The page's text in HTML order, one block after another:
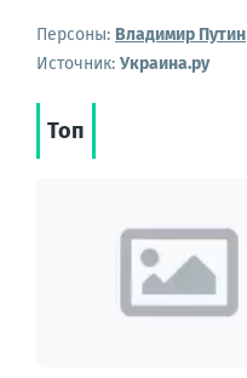
Персоны: Владимир Путин
Источник: Украина.ру
Топ